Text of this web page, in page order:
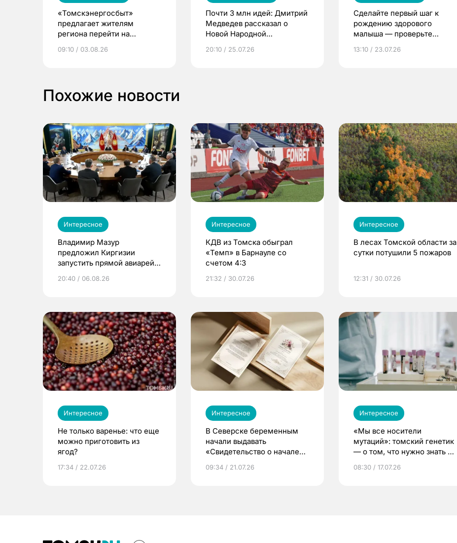
«Томскэнергосбыт»
предлагает жителям
региона перейти на
выиграть призы
09:10 / 03.08.26
Почти 3 млн идей: Дмитрий
Медведев рассказал о
Новой Народной
20:10 / 25.07.26
Сделайте первый шаг к
рождению здорового
малыша — проверьте
по ОМС!
13:10 / 23.07.26
Похожие новости
Интересное
Владимир Мазур
предложил Киргизии
запустить прямой авиарейс
20:40 / 06.08.26
Интересное
КДВ из Томска обыграл
«Темп» в Барнауле со
счетом 4:3
21:32 / 30.07.26
Интересное
В лесах Томской области за
сутки потушили 5 пожаров
12:31 / 30.07.26
Интересное
Не только варенье: что еще
можно приготовить из
ягод?
17:34 / 22.07.26
Интересное
В Северске беременным
начали выдавать
«Свидетельство о начале
09:34 / 21.07.26
Интересное
«Мы все носители
мутаций»: томский генетик
— о том, что нужно знать до
08:30 / 17.07.26